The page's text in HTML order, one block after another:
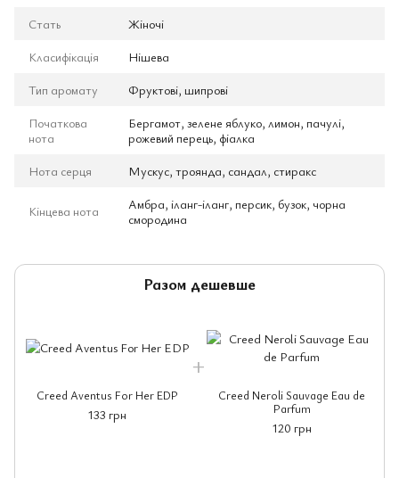
Стать
Жіночі
Класифікація
Нішева
Тип аромату
Фруктові, шипрові
Початкова
нота
Бергамот, зелене яблуко, лимон, пачулі,
рожевий перець, фіалка
Нота серця
Мускус, троянда, сандал, стиракс
Кінцева нота
Амбра, іланг-іланг, персик, бузок, чорна
смородина
Разом дешевше
Creed Aventus For Her EDP
133 грн
Creed Neroli Sauvage Eau de
Parfum
120 грн